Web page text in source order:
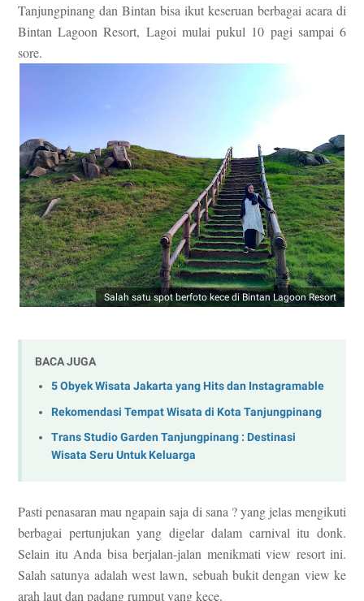
Tanjungpinang dan Bintan bisa ikut keseruan berbagai acara di
Bintan Lagoon Resort, Lagoi mulai pukul 10 pagi sampai 6
sore.
Salah satu spot berfoto kece di Bintan Lagoon Resort
BACA JUGA
5 Obyek Wisata Jakarta yang Hits dan Instagramable
Rekomendasi Tempat Wisata di Kota Tanjungpinang
Trans Studio Garden Tanjungpinang : Destinasi
Wisata Seru Untuk Keluarga
Pasti penasaran mau ngapain saja di sana ? yang jelas mengikuti
berbagai pertunjukan yang digelar dalam carnival itu donk.
Selain itu Anda bisa berjalan-jalan menikmati view resort ini.
Salah satunya adalah west lawn, sebuah bukit dengan view ke
arah laut dan padang rumput yang kece.